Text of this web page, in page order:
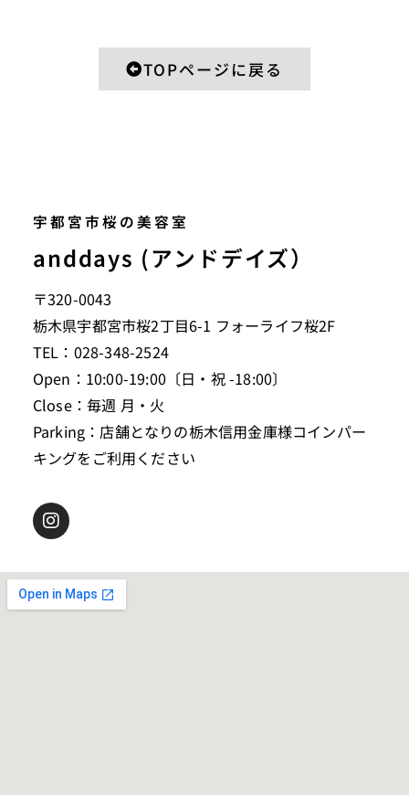
TOPページに戻る
宇都宮市桜の美容室
anddays (アンドデイズ）
〒320-0043
栃木県宇都宮市桜2丁目6-1 フォーライフ桜2F
TEL：028-348-2524
Open：10:00-19:00〔日・祝 -18:00〕
Close：毎週 月・火
Parking：店舗となりの栃木信用金庫様コインパー
キングをご利用ください